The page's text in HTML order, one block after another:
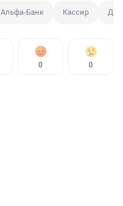
Альфа-Банк Кассир
0 0